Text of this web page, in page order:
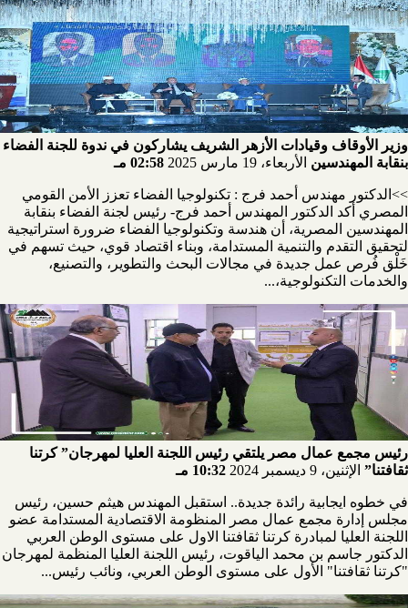
وزير الأوقاف وقيادات الأزهر الشريف يشاركون في ندوة للجنة الفضاء
بنقابة المهندسين الأربعاء، 19 مارس 2025 02:58 مـ
>>الدكتور مهندس أحمد فرج : تكنولوجيا الفضاء تعزز الأمن القومي
المصري أكد الدكتور المهندس أحمد فرج- رئيس لجنة الفضاء بنقابة
المهندسين المصرية، أن هندسة وتكنولوجيا الفضاء ضرورة استراتيجية
لتحقيق التقدم والتنمية المستدامة، وبناء اقتصاد قوي، حيث تسهم في
خَلْق فُرص عمل جديدة في مجالات البحث والتطوير، والتصنيع،
والخدمات التكنولوجية،...
رئيس مجمع عمال مصر يلتقي رئيس اللجنة العليا لمهرجان” كرتنا
ثقافتنا” الإثنين، 9 ديسمبر 2024 10:32 مـ
في خطوه ايجابية رائدة جديدة.. استقبل المهندس هيثم حسين، رئيس
مجلس إدارة مجمع عمال مصر المنظومة الاقتصادية المستدامة عضو
اللجنة العليا لمبادرة كرتنا ثقافتنا الاول على مستوى الوطن العربي
الدكتور جاسم بن محمد الياقوت، رئيس اللجنة العليا المنظمة لمهرجان
"كرتنا ثقافتنا" الأول على مستوى الوطن العربي، ونائب رئيس...